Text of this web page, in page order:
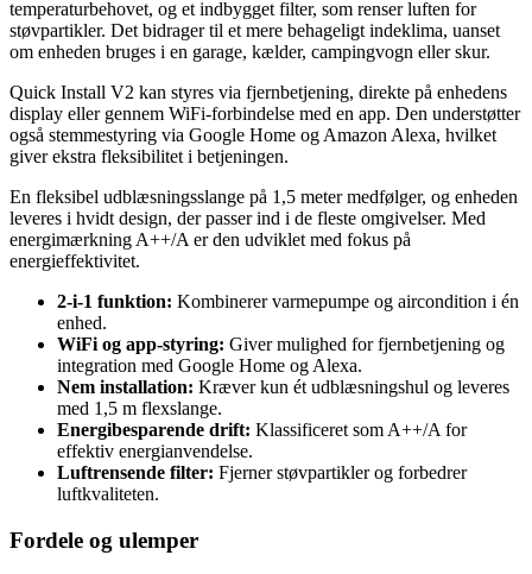
temperaturbehovet, og et indbygget filter, som renser luften for
støvpartikler. Det bidrager til et mere behageligt indeklima, uanset
om enheden bruges i en garage, kælder, campingvogn eller skur.
Quick Install V2 kan styres via fjernbetjening, direkte på enhedens
display eller gennem WiFi-forbindelse med en app. Den understøtter
også stemmestyring via Google Home og Amazon Alexa, hvilket
giver ekstra fleksibilitet i betjeningen.
En fleksibel udblæsningsslange på 1,5 meter medfølger, og enheden
leveres i hvidt design, der passer ind i de fleste omgivelser. Med
energimærkning A++/A er den udviklet med fokus på
energieffektivitet.
2-i-1 funktion: Kombinerer varmepumpe og aircondition i én
enhed.
WiFi og app-styring: Giver mulighed for fjernbetjening og
integration med Google Home og Alexa.
Nem installation: Kræver kun ét udblæsningshul og leveres
med 1,5 m flexslange.
Energibesparende drift: Klassificeret som A++/A for
effektiv energianvendelse.
Luftrensende filter: Fjerner støvpartikler og forbedrer
luftkvaliteten.
Fordele og ulemper